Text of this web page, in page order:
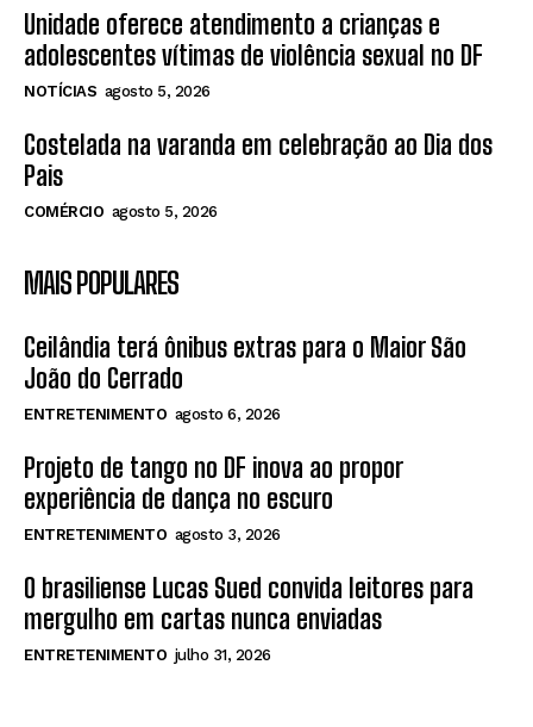
Unidade oferece atendimento a crianças e
adolescentes vítimas de violência sexual no DF
NOTÍCIAS agosto 5, 2026
Costelada na varanda em celebração ao Dia dos
Pais
COMÉRCIO agosto 5, 2026
MAIS POPULARES
Ceilândia terá ônibus extras para o Maior São
João do Cerrado
ENTRETENIMENTO agosto 6, 2026
Projeto de tango no DF inova ao propor
experiência de dança no escuro
ENTRETENIMENTO agosto 3, 2026
O brasiliense Lucas Sued convida leitores para
mergulho em cartas nunca enviadas
ENTRETENIMENTO julho 31, 2026